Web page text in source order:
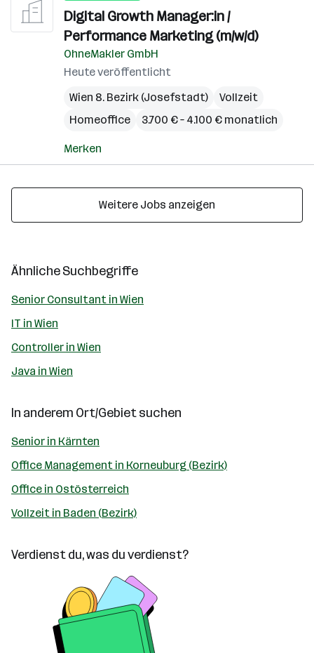
Digital Growth Manager:in /
Performance Marketing (m/w/d)
OhneMakler GmbH
Heute veröffentlicht
Wien 8. Bezirk (Josefstadt)
Vollzeit
Homeoffice
3.700 € – 4.100 € monatlich
Merken
Weitere Jobs anzeigen
Ähnliche Suchbegriffe
Senior Consultant in Wien
IT in Wien
Controller in Wien
Java in Wien
In anderem Ort/Gebiet suchen
Senior in Kärnten
Office Management in Korneuburg (Bezirk)
Office in Ostösterreich
Vollzeit in Baden (Bezirk)
Verdienst du, was du verdienst?